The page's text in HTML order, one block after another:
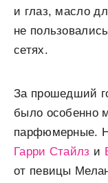
и глаз, масло
не
сетях.
За прошедший
было особенно
парфюмерные.
Гарри Стайлз и
от певицы